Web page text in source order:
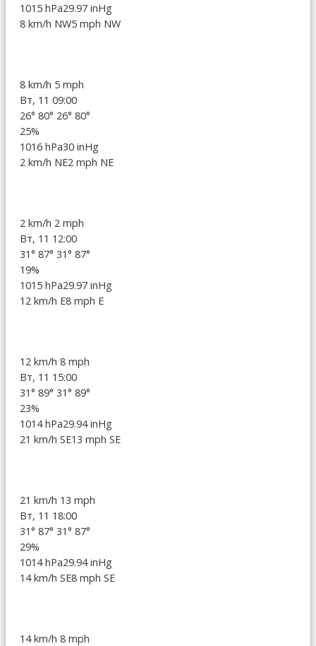
1015 hPa29.97 inHg
8 km/h NW5 mph NW
8 km/h 5 mph
Вт, 11 09:00
26° 80° 26° 80°
25%
1016 hPa30 inHg
2 km/h NE2 mph NE
2 km/h 2 mph
Вт, 11 12:00
31° 87° 31° 87°
19%
1015 hPa29.97 inHg
12 km/h E8 mph E
12 km/h 8 mph
Вт, 11 15:00
31° 89° 31° 89°
23%
1014 hPa29.94 inHg
21 km/h SE13 mph SE
21 km/h 13 mph
Вт, 11 18:00
31° 87° 31° 87°
29%
1014 hPa29.94 inHg
14 km/h SE8 mph SE
14 km/h 8 mph